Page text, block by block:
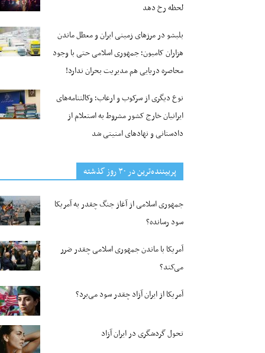
لحظه رخ دهد
بلبشو در مرزهای زمینی ایران و معطل ماندن
هزاران کامیون؛ جمهوری اسلامی حتی با وجود
محاصره دریایی هم مدیریت بحران ندارد!
نوع دیگری از سرکوب و ارعاب؛ وکالتنامه‌های
ایرانیان خارج کشور مشروط به استعلام از
دادستانی و نهادهای امنیتی شد
پربیننده‌ترین‌ در ۳۰ روز گذشته
جمهوری اسلامی از آغاز جنگ چقدر به آمریکا
سود رسانده؟
آمریکا با ماندن جمهوری اسلامی چقدر ضرر
می‌کند؟
آمریکا از ایران آزاد چقدر سود می‌برد؟
تحول گردشگری در ایران آزاد